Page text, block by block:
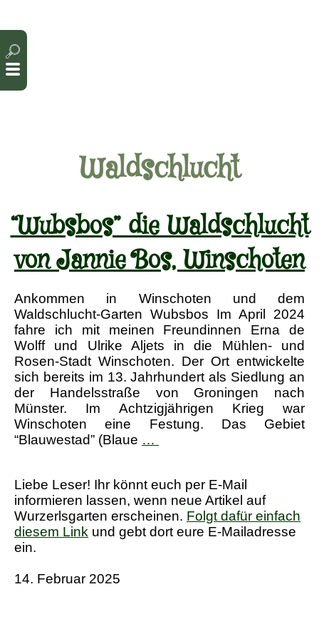
Waldschlucht
“Wubsbos” die Waldschlucht
von Jannie Bos, Winschoten
Ankommen in Winschoten und dem
Waldschlucht-Garten Wubsbos Im April 2024
fahre ich mit meinen Freundinnen Erna de
Wolff und Ulrike Aljets in die Mühlen- und
Rosen-Stadt Winschoten. Der Ort entwickelte
sich bereits im 13. Jahrhundert als Siedlung an
der Handelsstraße von Groningen nach
Münster. Im Achtzigjährigen Krieg war
Winschoten eine Festung. Das Gebiet
“Blauwestad” (Blaue …
von
Jannie
Bos,
Winschoten
Liebe Leser! Ihr könnt euch per E-Mail
informieren lassen, wenn neue Artikel auf
Wurzerlsgarten erscheinen. Folgt dafür einfach
diesem Link und gebt dort eure E-Mailadresse
ein.
14. Februar 2025